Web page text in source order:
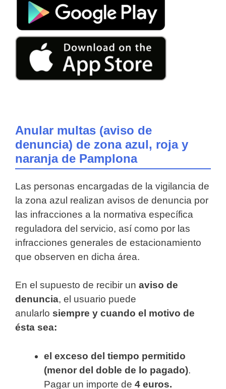
Anular multas (aviso de
denuncia) de zona azul, roja y
naranja de Pamplona
Las personas encargadas de la vigilancia de
la zona azul realizan avisos de denuncia por
las infracciones a la normativa específica
reguladora del servicio, así como por las
infracciones generales de estacionamiento
que observen en dicha área.
En el supuesto de recibir un aviso de
denuncia, el usuario puede
anularlo siempre y cuando el motivo de
ésta sea:
el exceso del tiempo permitido
(menor del doble de lo pagado).
Pagar un importe de 4 euros.